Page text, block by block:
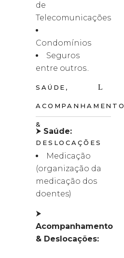
de
Telecomunicações
Condomínios
Seguros
entre outros..
SAÚDE,
ACOMPANHAMENTO
&
DESLOCAÇÕES
⮞ Saúde:
Medicação
(organização da
medicação dos
doentes)
⮞
Acompanhamento
& Deslocações: